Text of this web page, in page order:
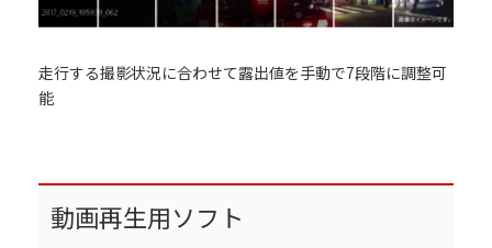
走行する撮影状況に合わせて露出値を手動で7段階に調整可
能
動画再生用ソフト